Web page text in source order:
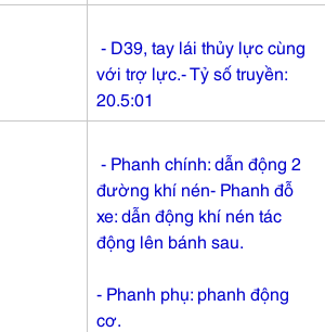
- D39, tay lái thủy lực cùng
với trợ lực.- Tỷ số truyền:
20.5:01
- Phanh chính: dẫn động 2
đường khí nén- Phanh đỗ
xe: dẫn động khí nén tác
động lên bánh sau.
- Phanh phụ: phanh động
cơ.